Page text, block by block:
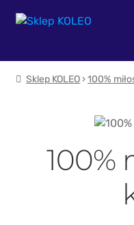
Przejdź
Przejdź
Jubileusz X-lecia
Dla dzieci
Sklep KOLEO›100%
100%